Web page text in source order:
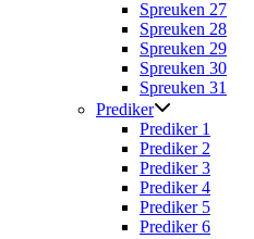
Spreuken 27
Spreuken 28
Spreuken 29
Spreuken 30
Spreuken 31
Prediker
Prediker 1
Prediker 2
Prediker 3
Prediker 4
Prediker 5
Prediker 6